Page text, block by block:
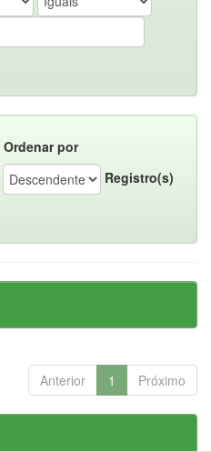
Ordenar por
Registro(s)
Anterior 1 Próximo